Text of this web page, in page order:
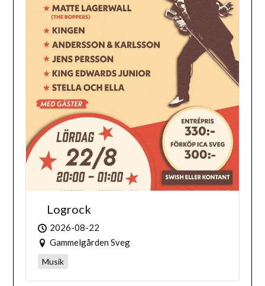
Logrock
2026-08-22
Gammelgården Sveg
Musik